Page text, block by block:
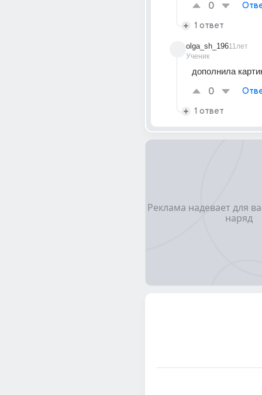
0
1 ответ
olga_sh_196
Ученик
11лет
дополнила
0
1 ответ